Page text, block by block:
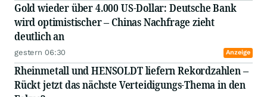
Gold wieder über 4.000 US-Dollar: Deutsche Bank
wird optimistischer – Chinas Nachfrage zieht
deutlich an
gestern 06:30 Anzeige
Rheinmetall und HENSOLDT liefern Rekordzahlen –
Rückt jetzt das nächste Verteidigungs-Thema in den